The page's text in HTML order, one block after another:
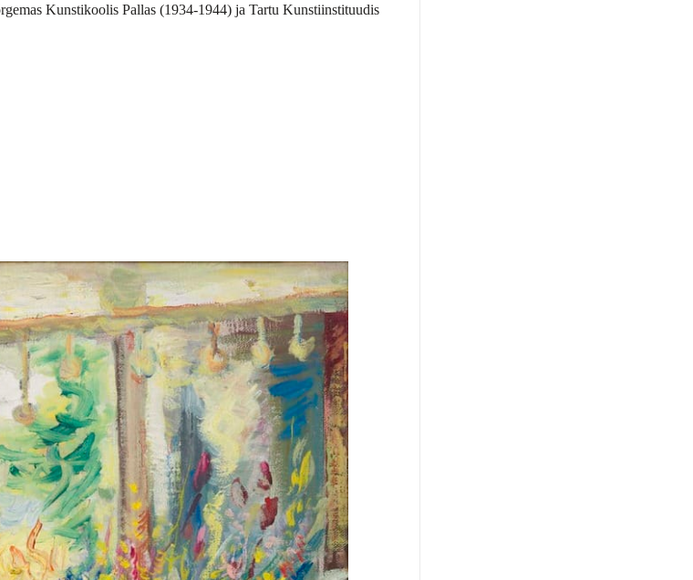
Kunstikoolis Pallas (1934-1944) ja Tartu Kunstiinstituudis